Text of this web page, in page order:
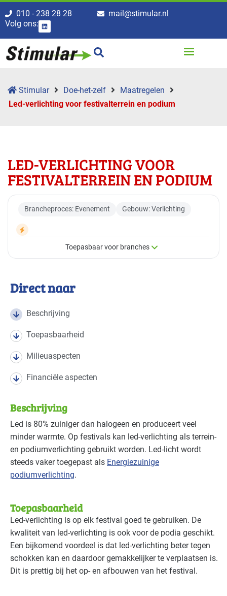
010 - 238 28 28
mail@stimular.nl
Volg ons:
Stimular Doe-het-zelf
Maatregelen
Led-verlichting voor festivalterrein en podium
LED-VERLICHTING VOOR
FESTIVALTERREIN EN PODIUM
Brancheproces: Evenement Gebouw: Verlichting
Toepasbaar voor branches
Toepasbaar voor branches
branches
Cultuur - evenementen
Cultuur - overig
Direct naar
Beschrijving
Toepasbaarheid
Milieuaspecten
Financiële aspecten
Beschrijving
Led is 80% zuiniger dan halogeen en produceert veel
minder warmte. Op festivals kan led-verlichting als terrein-
en podiumverlichting gebruikt worden. Led-licht wordt
steeds vaker toegepast als Energiezuinige
podiumverlichting.
Toepasbaarheid
Led-verlichting is op elk festival goed te gebruiken. De
kwaliteit van led-verlichting is ook voor de podia geschikt.
Een bijkomend voordeel is dat led-verlichting beter tegen
schokken kan en daardoor gemakkelijker te verplaatsen is.
Dit is prettig bij het op- en afbouwen van het festival.